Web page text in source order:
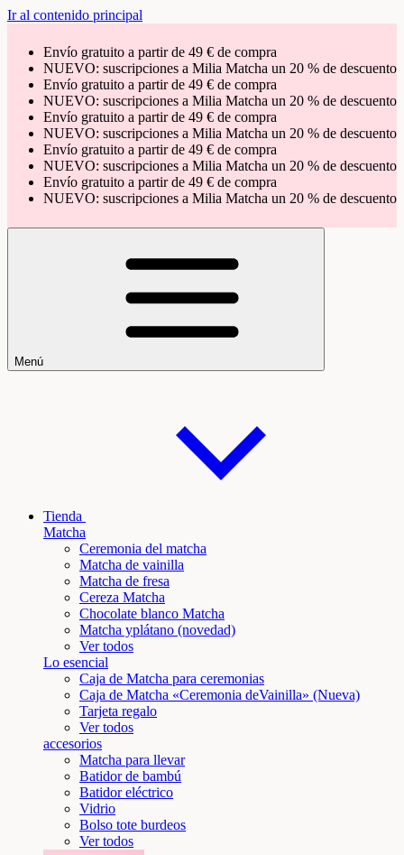
Ir al contenido principal
Envío gratuito a partir de 49 € de compra
NUEVO: suscripciones a Milia Matcha un 20 % de descuento
Envío gratuito a partir de 49 € de compra
NUEVO: suscripciones a Milia Matcha un 20 % de descuento
Envío gratuito a partir de 49 € de compra
NUEVO: suscripciones a Milia Matcha un 20 % de descuento
Envío gratuito a partir de 49 € de compra
NUEVO: suscripciones a Milia Matcha un 20 % de descuento
Envío gratuito a partir de 49 € de compra
NUEVO: suscripciones a Milia Matcha un 20 % de descuento
Menú
Tienda
Matcha
Ceremonia del matcha
Matcha de vainilla
Matcha de fresa
Cereza Matcha
Chocolate blanco Matcha
Matcha yplátano (novedad)
Ver todos
Lo esencial
Caja de Matcha para ceremonias
Caja de Matcha «Ceremonia deVainilla» (Nueva)
Tarjeta regalo
Ver todos
accesorios
Matcha para llevar
Batidor de bambú
Batidor eléctrico
Vidrio
Bolso tote burdeos
Ver todos